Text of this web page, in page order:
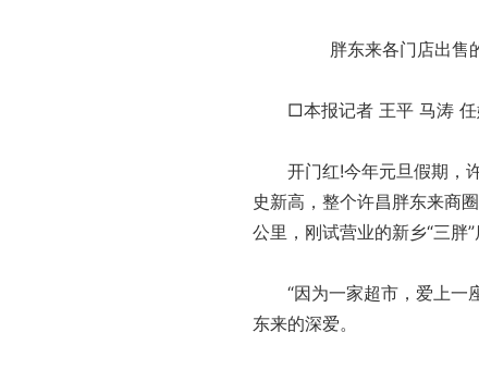
胖东来各门店出售
□本报记者 王平 马涛 任
开门红!今年元旦假期，许
史新高，整个许昌胖东来商
公里，刚试营业的新乡“三胖
“因为一家超市，爱上一座
东来的深爱。